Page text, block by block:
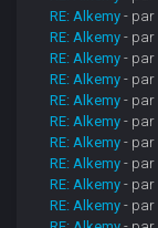
RE: Alkemy - par
RE: Alkemy - par
RE: Alkemy - par
RE: Alkemy - par
RE: Alkemy - par
RE: Alkemy - par
RE: Alkemy - par
RE: Alkemy - par
RE: Alkemy - par
RE: Alkemy - par